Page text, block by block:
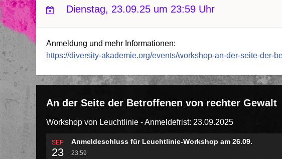
Dienstag, 23.09.25 um 23:59 Uhr
Anmeldung und mehr Informationen:
https://diversity-akademie.org/events/workshop-an-der-seite-der-
An der Seite der Betroffenen von rechter Gewalt
Workshop von Leuchtlinie - Anmeldefrist: 23.09.2025
SEP
23
Anmeldeschluss für Leuchtlinie-Workshop am 26.09.
23:59